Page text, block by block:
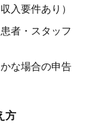
入要件あり）
患者・スタッフ
な場合の申告
方